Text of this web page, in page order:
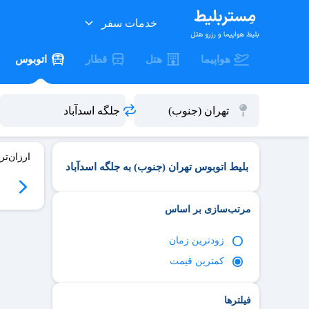
خدمات سفر
هواپیما هتل قطار اتوبوس
بلیط اتوبوس تهران (جنوب) به جلگه اسدآباد
مرتب‌سازی بر اساس
زود‌ترین زمان
کمترین قیمت
فیلترها